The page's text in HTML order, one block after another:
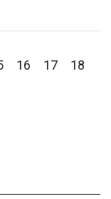
16 17
18